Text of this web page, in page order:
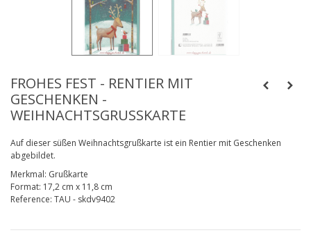
FROHES FEST - RENTIER MIT
GESCHENKEN -
WEIHNACHTSGRUSSKARTE
Auf dieser süßen Weihnachtsgrußkarte ist ein Rentier mit Geschenken
abgebildet.
Merkmal: Grußkarte
Format: 17,2 cm x 11,8 cm
Reference: TAU - skdv9402